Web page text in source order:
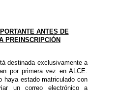
ANTES DE
PREINSCRIPCIÓN
destinada exclusivamente a
por primera vez en ALCE.
haya estado matriculado con
un correo electrónico a